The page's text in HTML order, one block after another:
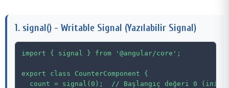
1. signal() - Writable Signal (Yazılabilir Signal)
import { signal } from '@angular/core';
export class CounterComponent {
count = signal(0);  // Başlangıç değeri 0